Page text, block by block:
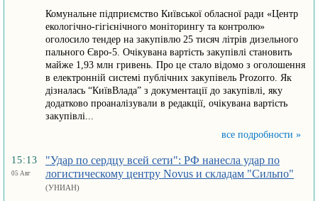
Комунальне підприємство Київської обласної ради «Центр
екологічно-гігієнічного моніторингу та контролю»
оголосило тендер на закупівлю 25 тисяч літрів дизельного
пального Євро-5. Очікувана вартість закупівлі становить
майже 1,93 млн гривень. Про це стало відомо з оголошення
в електронній системі публічних закупівель Prozorro. Як
дізналась “КиївВлада” з документації до закупівлі, яку
додатково проаналізували в редакції, очікувана вартість
закупівлі...
все подробности »
15:13
05 Авг
"Удар по сердцу всей сети": РФ нанесла удар по
логистическому центру Novus и складам "Сильпо"
(УНИАН)